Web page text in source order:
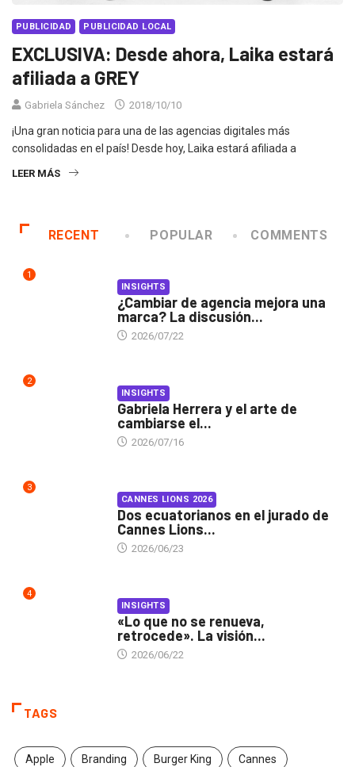
PUBLICIDAD PUBLICIDAD LOCAL
EXCLUSIVA: Desde ahora, Laika estará
afiliada a GREY
Gabriela Sánchez 2018/10/10
¡Una gran noticia para una de las agencias digitales más
consolidadas en el país! Desde hoy, Laika estará afiliada a
LEER MÁS
RECENT POPULAR COMMENTS
1
INSIGHTS
¿Cambiar de agencia mejora una
marca? La discusión...
2026/07/22
2
INSIGHTS
Gabriela Herrera y el arte de
cambiarse el...
2026/07/16
3
CANNES LIONS 2026
Dos ecuatorianos en el jurado de
Cannes Lions...
2026/06/23
4
INSIGHTS
«Lo que no se renueva,
retrocede». La visión...
2026/06/22
TAGS
Apple Branding Burger King Cannes